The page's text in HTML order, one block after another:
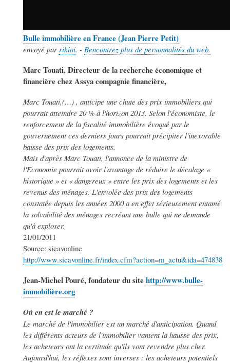
Bulle immobilière en France (Jean Pierre Petit)
envoyé par rikiai. - Rencontrez plus de personnalités du web.
Marc Touati, Directeur de la recherche économique et
financière chez Assya compagnie financière,
Marc Touati,(…) , anticipe une chute des prix immobiliers qui
pourrait atteindre 20 % à l'horizon 2013. Selon l'économiste, le
renforcement de la fiscalité immobilière évoqué par le
gouvernement ces derniers jours pourrait précipiter l'inexorable
baisse des prix des logements.
Mais d'après Marc Touati, l'annonce de la ministre de
l'Economie pourrait avoir l'avantage de réduire le décalage «
historique » et « dangereux » entre les prix des logements et les
revenus des ménages. L'envolée des prix des logements
constatée depuis les années 2000 a en effet sérieusement entamé
la solvabilité des ménages recréant une bulle qui ne demande
qu'à exploser.
21/01/2011
Source: sicavonline
http://www.sicavonline.fr/index.cfm?action=m_actu&ida=474838
Jean-Michel Pouré, fondateur du sitehttp://www.bulle-
immobilière.org
Où en est le marché ?
Le marché de l'immobilier est un marché d'anticipation. Quand
les différents acteurs de l'immobilier vantent la hausse des prix,
les acheteurs ont la certitude qu'ils vont revendre plus cher.
Aujourd'hui, les réflexes sont inverses : les acheteurs potentiels